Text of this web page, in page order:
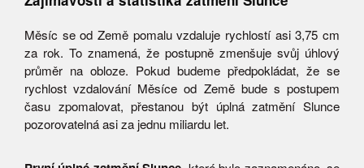
Měsíc se od Země pomalu vzdaluje rychlostí asi 3,75 cm
za rok. To znamená, že postupně zmenšuje svůj úhlový
průměr na obloze. Pokud budeme předpokládat, že se
rychlost vzdalování Měsíce od Země bude s postupem
času zpomalovat, přestanou být úplná zatmění Slunce
pozorovatelná asi za jednu miliardu let.